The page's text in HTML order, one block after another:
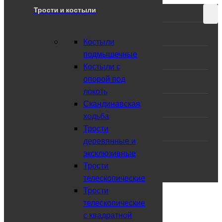
СПИСОК КАТЕГОРИЙ
Трости и костыли
Костыли
подмышечные
Костыли с
опорой под
локоть
Скандинавская
ходьба
Трости
деревянные и
эксклюзивные
Трости
телескопические
Трости
телескопические
с квадратной
Порядок заказа
Доставка и самовывоз
Войдите в аккаунт или